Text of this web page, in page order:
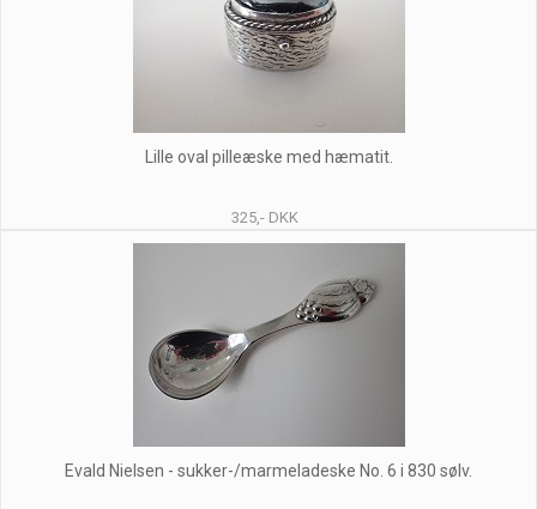
Lille oval pilleæske med hæmatit.
325,- DKK
Evald Nielsen - sukker-/marmeladeske No. 6 i 830 sølv.